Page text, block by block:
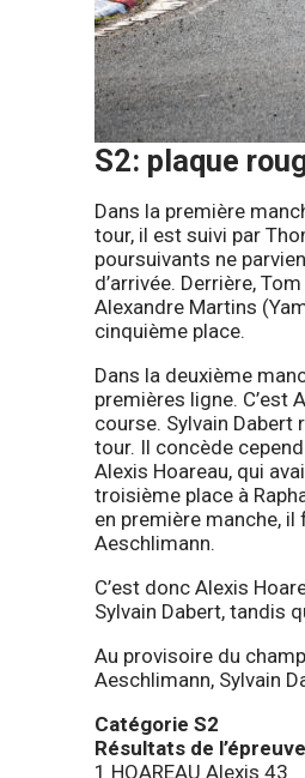
S2: plaque
Dans la première
tour, il est suivi par
poursuivants ne
d’arrivée. Derrière,
Alexandre Martins
cinquième place.
Dans la deuxième
premières ligne. C’est
course. Sylvain
tour. Il concède
Alexis Hoareau, qui
troisième place à
en première manche,
Aeschlimann.
C’est donc Alexis
Sylvain Dabert, tandis
Au provisoire du
Aeschlimann, Sylvain
Catégorie S2
Résultats de l’épreuve
1 HOAREAU Alexis 43